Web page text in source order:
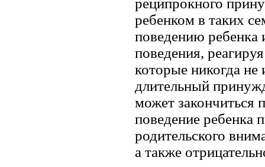
ребенком в таких
поведению ребенка
поведения,
которые никогда
длительный
может закончиться
поведение ребенка
родительского
а также